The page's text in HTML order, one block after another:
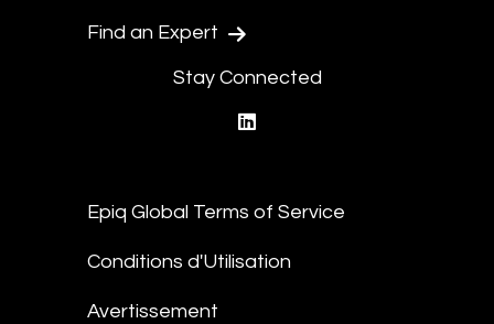
Find an Expert
Stay Connected
Epiq Global Terms of Service
Conditions d'Utilisation
Avertissement